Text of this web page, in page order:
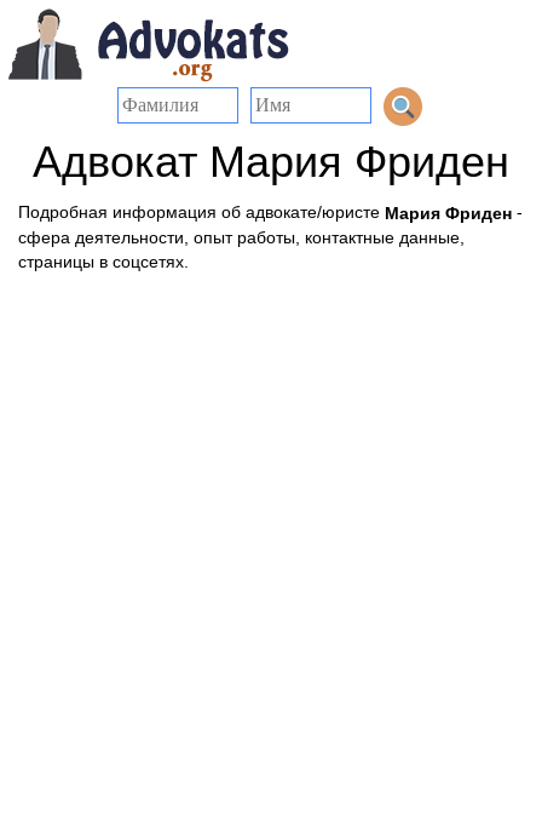
Адвокат Мария Фриден
Подробная информация об адвокате/юристе Мария Фриден -
сфера деятельности, опыт работы, контактные данные,
страницы в соцсетях.